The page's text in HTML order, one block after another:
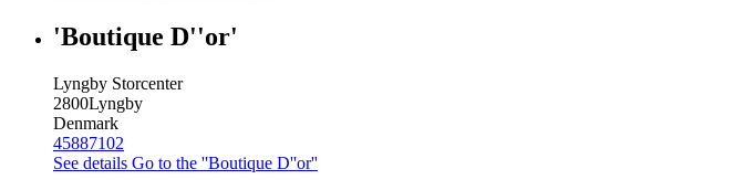
'Boutique D''or'
Lyngby Storcenter
2800Lyngby
Denmark
45887102
See details Go to the ''Boutique D''or''